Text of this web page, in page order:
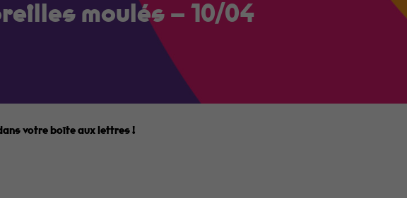
moulés – 10/04
votre boîte aux lettres !